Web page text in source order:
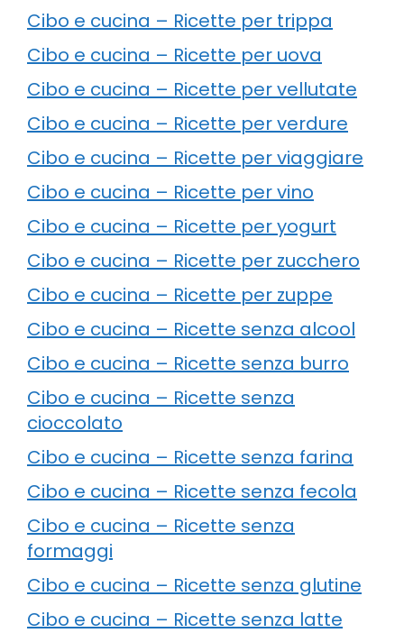
Cibo e cucina – Ricette per trippa
Cibo e cucina – Ricette per uova
Cibo e cucina – Ricette per vellutate
Cibo e cucina – Ricette per verdure
Cibo e cucina – Ricette per viaggiare
Cibo e cucina – Ricette per vino
Cibo e cucina – Ricette per yogurt
Cibo e cucina – Ricette per zucchero
Cibo e cucina – Ricette per zuppe
Cibo e cucina – Ricette senza alcool
Cibo e cucina – Ricette senza burro
Cibo e cucina – Ricette senza
cioccolato
Cibo e cucina – Ricette senza farina
Cibo e cucina – Ricette senza fecola
Cibo e cucina – Ricette senza
formaggi
Cibo e cucina – Ricette senza glutine
Cibo e cucina – Ricette senza latte